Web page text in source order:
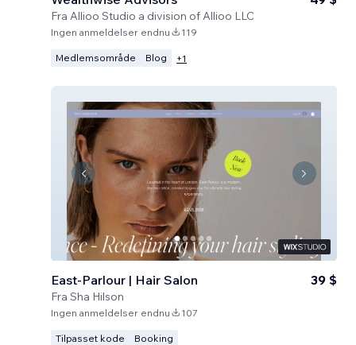
Fra Allioo Studio a division of Allioo LLC
Ingen anmeldelser endnu 119
Medlemsområde Blog +1
East-Parlour | Hair Salon
Fra Sha Hilson
39 $
Ingen anmeldelser endnu 107
Tilpasset kode Booking